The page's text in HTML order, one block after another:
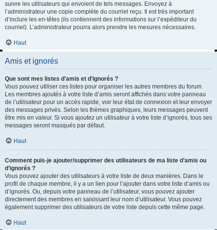
suivre les utilisateurs qui envoient de tels messages. Envoyez à
l’administrateur une copie complète du courriel reçu. Il est très important
d’inclure les en-têtes (ils contiennent des informations sur l’expéditeur du
courriel). L’administrateur pourra alors prendre les mesures nécessaires.
Haut
Amis et ignorés
Que sont mes listes d’amis et d’ignorés ?
Vous pouvez utiliser ces listes pour organiser les autres membres du forum.
Les membres ajoutés à votre liste d’amis seront affichés dans votre panneau
de l’utilisateur pour un accès rapide, voir leur état de connexion et leur envoyer
des messages privés. Selon les thèmes graphiques, leurs messages peuvent
être mis en valeur. Si vous ajoutez un utilisateur à votre liste d’ignorés, tous ses
messages seront masqués par défaut.
Haut
Comment puis-je ajouter/supprimer des utilisateurs de ma liste d’amis ou
d’ignorés ?
Vous pouvez ajouter des utilisateurs à votre liste de deux manières. Dans le
profil de chaque membre, il y a un lien pour l’ajouter dans votre liste d’amis ou
d’ignorés. Ou, depuis votre panneau de l’utilisateur, vous pouvez ajouter
directement des membres en saisissant leur nom d’utilisateur. Vous pouvez
également supprimer des utilisateurs de votre liste depuis cette même page.
Haut